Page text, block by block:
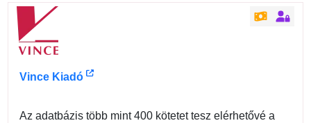
Vince Kiadó
Az adatbázis több mint 400 kötetet tesz elérhetővé a